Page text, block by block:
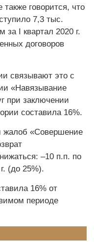
говорится, что
7,3 тыс.
I квартал 2020 г.
договоров
связывают это с
«Навязывание
при заключении
составила 16%.
жалоб «Совершение
–10 п.п. по
(до 25%).
16% от
периоде